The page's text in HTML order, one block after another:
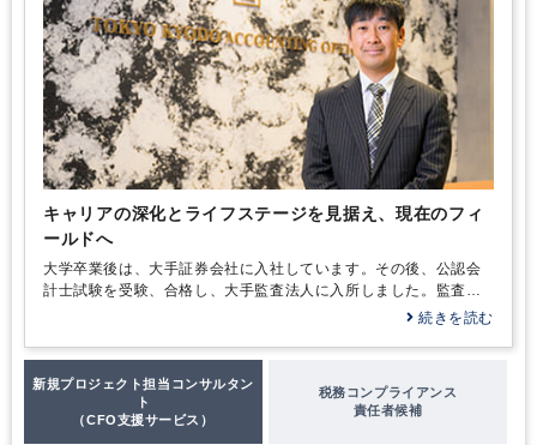
キャリアの深化とライフステージを見据え、現在のフィ
ールドへ
大学卒業後は、大手証券会社に入社しています。その後、公認会
計士試験を受験、合格し、大手監査法人に入所しました。監査法
人では主に、金融インダストリーグループに席を置き、アセット
投資信託等、ファンドの基礎を学びました。監査IT化プロジェク
トにも参加し、ITを利用したファンド監査の自動化ツールの開発
および運用業務も経験しています。
続きを読む
新規プロジェクト担当コンサルタン
ト
（CFO支援サービス）
税務コンプライアンス
責任者候補